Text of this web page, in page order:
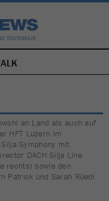
an Land als auch auf
HFT Luzern im
Symphony mit
DACH Silja Line
rechts) sowie den
Patrick und Sarah Rüedi